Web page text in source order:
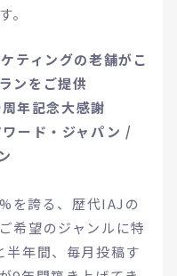
。
ティングの老舗がこ
ンをご提供
年記念大感謝
ワード・ジャパン /
を誇る、歴代IAJの
希望のジャンルに特
半年間、毎月投稿す